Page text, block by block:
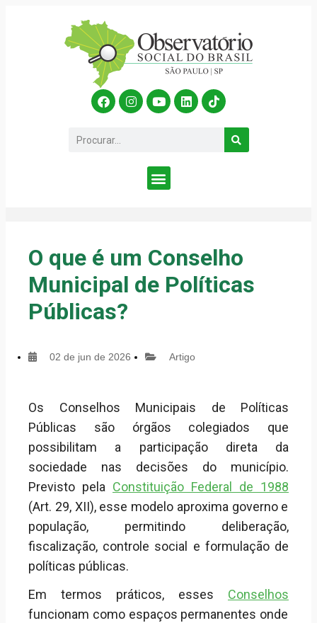
O que é um Conselho
Municipal de Políticas
Públicas?
02 de jun de 2026 Artigo
Os Conselhos Municipais de Políticas
Públicas são órgãos colegiados que
possibilitam a participação direta da
sociedade nas decisões do município.
Previsto pela Constituição Federal de 1988
(Art. 29, XII), esse modelo aproxima governo e
população, permitindo deliberação,
fiscalização, controle social e formulação de
políticas públicas.
Em termos práticos, esses Conselhos
funcionam como espaços permanentes onde